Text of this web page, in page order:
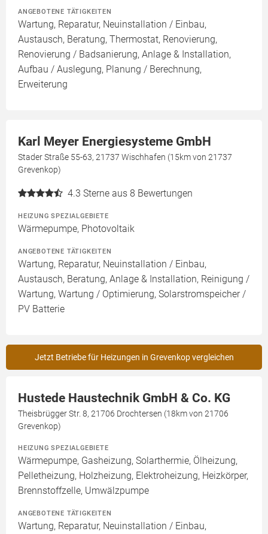
ANGEBOTENE TÄTIGKEITEN
Wartung, Reparatur, Neuinstallation / Einbau,
Austausch, Beratung, Thermostat, Renovierung,
Renovierung / Badsanierung, Anlage & Installation,
Aufbau / Auslegung, Planung / Berechnung,
Erweiterung
Karl Meyer Energiesysteme GmbH
Stader Straße 55-63, 21737 Wischhafen (15km von 21737
Grevenkop)
4.3 Sterne aus 8 Bewertungen
HEIZUNG SPEZIALGEBIETE
Wärmepumpe, Photovoltaik
ANGEBOTENE TÄTIGKEITEN
Wartung, Reparatur, Neuinstallation / Einbau,
Austausch, Beratung, Anlage & Installation, Reinigung /
Wartung, Wartung / Optimierung, Solarstromspeicher /
PV Batterie
Jetzt Betriebe für Heizungen in Grevenkop vergleichen
Hustede Haustechnik GmbH & Co. KG
Theisbrügger Str. 8, 21706 Drochtersen (18km von 21706
Grevenkop)
HEIZUNG SPEZIALGEBIETE
Wärmepumpe, Gasheizung, Solarthermie, Ölheizung,
Pelletheizung, Holzheizung, Elektroheizung, Heizkörper,
Brennstoffzelle, Umwälzpumpe
ANGEBOTENE TÄTIGKEITEN
Wartung, Reparatur, Neuinstallation / Einbau,